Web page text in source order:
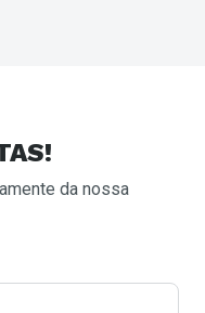
da nossa